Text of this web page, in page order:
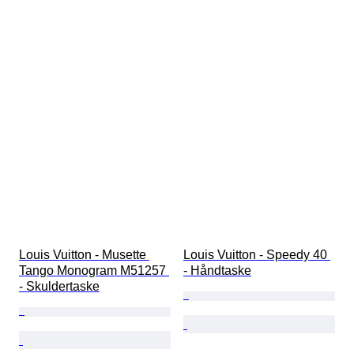
Louis Vuitton - Musette
Tango Monogram M51257
- Skuldertaske
Louis Vuitton - Speedy 40
- Håndtaske